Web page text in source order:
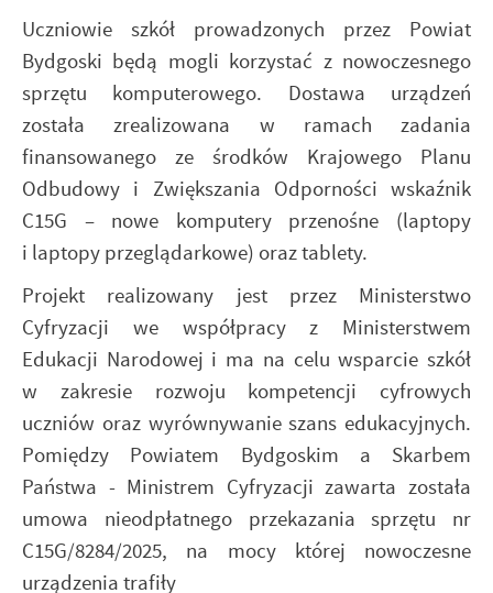
Uczniowie szkół prowadzonych przez Powiat
Bydgoski będą mogli korzystać z nowoczesnego
sprzętu komputerowego. Dostawa urządzeń
została zrealizowana w ramach zadania
finansowanego ze środków Krajowego Planu
Odbudowy i Zwiększania Odporności wskaźnik
C15G – nowe komputery przenośne (laptopy
i laptopy przeglądarkowe) oraz tablety.
Projekt realizowany jest przez Ministerstwo
Cyfryzacji we współpracy z Ministerstwem
Edukacji Narodowej i ma na celu wsparcie szkół
w zakresie rozwoju kompetencji cyfrowych
uczniów oraz wyrównywanie szans edukacyjnych.
Pomiędzy Powiatem Bydgoskim a Skarbem
Państwa - Ministrem Cyfryzacji zawarta została
umowa nieodpłatnego przekazania sprzętu nr
C15G/8284/2025, na mocy której nowoczesne
urządzenia trafiły